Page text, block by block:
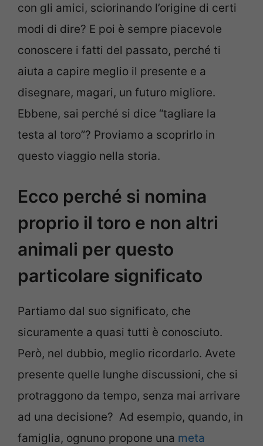
con gli amici, sciorinando l’origine di certi
modi di dire? E poi è sempre piacevole
conoscere i fatti del passato, perché ti
aiuta a capire meglio il presente e a
disegnare, magari, un futuro migliore.
Ebbene, sai perché si dice “tagliare la
testa al toro”? Proviamo a scoprirlo in
questo viaggio nella storia.
Ecco perché si nomina
proprio il toro e non altri
animali per questo
particolare significato
Partiamo dal suo significato, che
sicuramente a quasi tutti è conosciuto.
Però, nel dubbio, meglio ricordarlo. Avete
presente quelle lunghe discussioni, che si
protraggono da tempo, senza mai arrivare
ad una decisione? Ad esempio, quando, in
famiglia, ognuno propone una meta